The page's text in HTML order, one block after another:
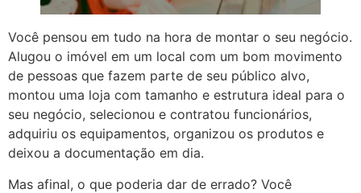
Você pensou em tudo na hora de montar o seu negócio.
Alugou o imóvel em um local com um bom movimento
de pessoas que fazem parte de seu público alvo,
montou uma loja com tamanho e estrutura ideal para o
seu negócio, selecionou e contratou funcionários,
adquiriu os equipamentos, organizou os produtos e
deixou a documentação em dia.
Mas afinal, o que poderia dar de errado? Você